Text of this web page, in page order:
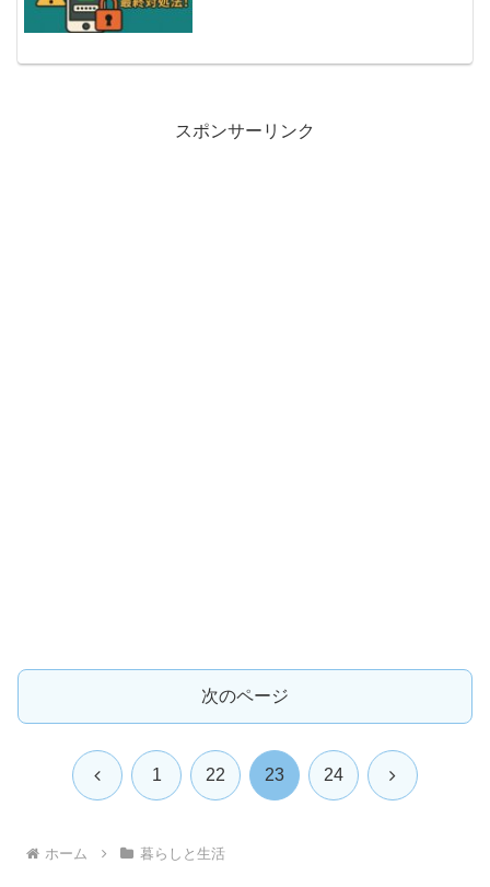
スポンサーリンク
次のページ
前 1 22 23 24 次
ホーム 暮らしと生活